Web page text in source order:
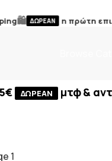
🛍️ ΔΩΡΕΑΝ η πρώτη
ΔΩΡΕΑΝ μτφ &